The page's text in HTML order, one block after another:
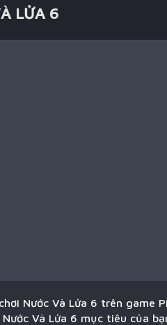
LỬA 6
Nước Và Lửa 6 trên game
Nước Và Lửa 6 mục tiêu của